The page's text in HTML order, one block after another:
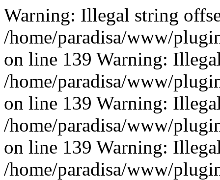
Warning: Illegal string
/home/paradisa/www/
on line 139 Warning:
/home/paradisa/www/
on line 139 Warning:
/home/paradisa/www/
on line 139 Warning:
/home/paradisa/www/